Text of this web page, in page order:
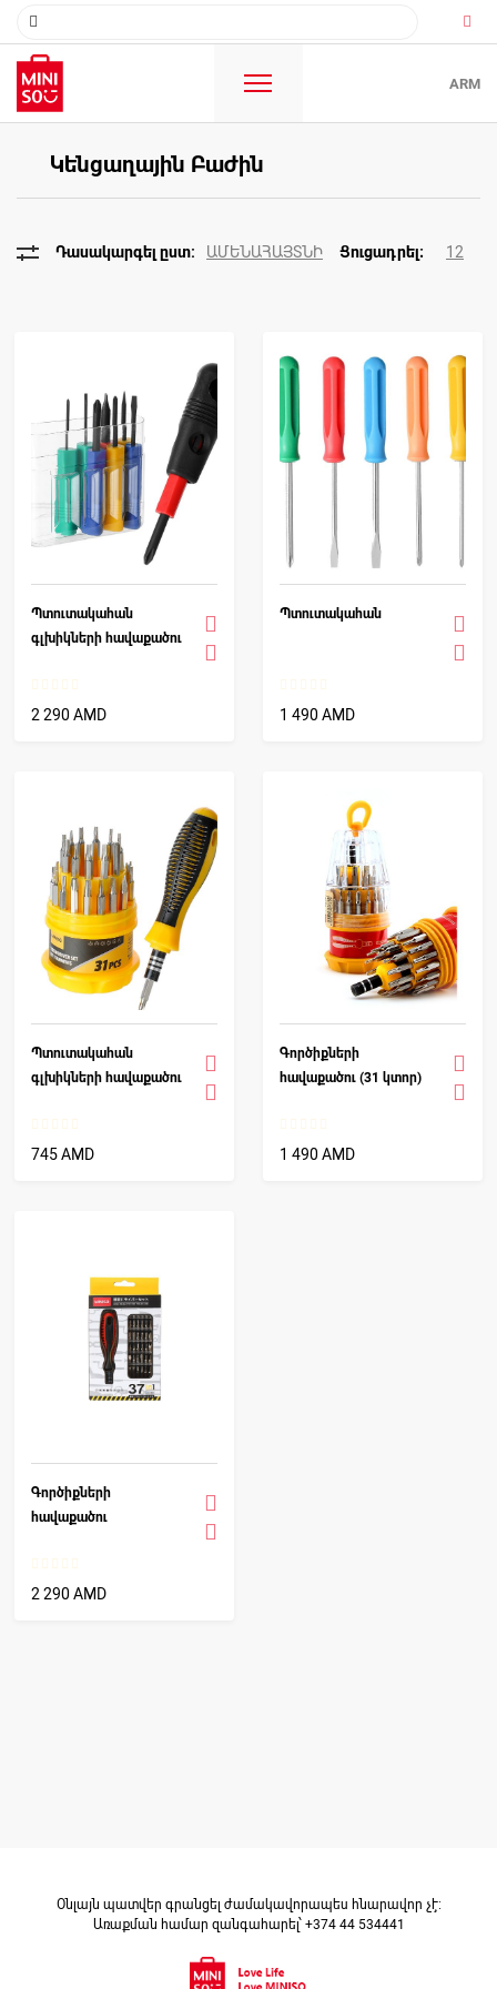
ARM
Կենցաղային Բաժին
ԱՄԵՆԱՀԱՅՏՆԻ 12
Պտուտակահան
գլխիկների հավաքածու
2 290 AMD
Պտուտակահան
1 490 AMD
Պտուտակահան
գլխիկների հավաքածու
745 AMD
Գործիքների
հավաքածու (31 կտոր)
1 490 AMD
Գործիքների
հավաքածու
2 290 AMD
Օնլայն պատվեր գրանցել ժամակավորապես հնարավոր չէ։
Առաքման համար զանգահարել՝ +374 44 534441